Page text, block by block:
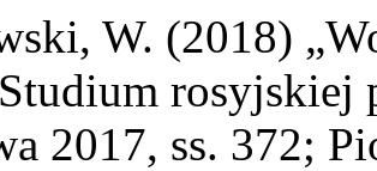
W. (2018)
2017, ss. 372;